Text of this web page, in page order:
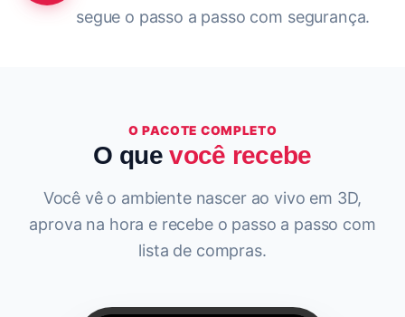
segue o passo a passo com segurança.
O PACOTE COMPLETO
O quevocê recebe
Você vê o ambiente nascer ao vivo em 3D,
aprova na hora e recebe o passo a passo com
lista de compras.